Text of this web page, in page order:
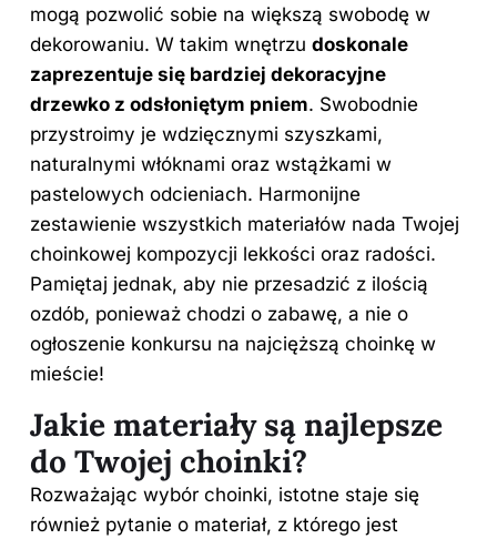
mogą pozwolić sobie na większą swobodę w
dekorowaniu. W takim wnętrzu doskonale
zaprezentuje się bardziej dekoracyjne
drzewko z odsłoniętym pniem. Swobodnie
przystroimy je wdzięcznymi szyszkami,
naturalnymi włóknami oraz wstążkami w
pastelowych odcieniach. Harmonijne
zestawienie wszystkich materiałów nada Twojej
choinkowej kompozycji lekkości oraz radości.
Pamiętaj jednak, aby nie przesadzić z ilością
ozdób, ponieważ chodzi o zabawę, a nie o
ogłoszenie konkursu na najcięższą choinkę w
mieście!
Jakie materiały są najlepsze
do Twojej choinki?
Rozważając wybór choinki, istotne staje się
również pytanie o materiał, z którego jest